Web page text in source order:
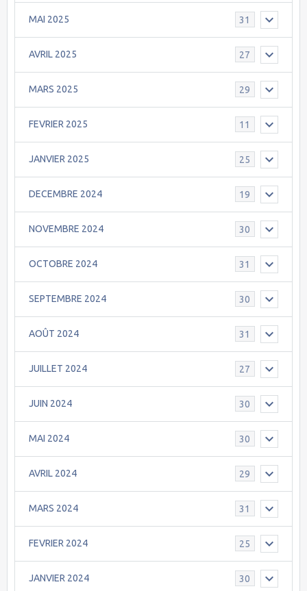
MAI 2025 31
AVRIL 2025 27
MARS 2025 29
FEVRIER 2025 11
JANVIER 2025 25
DECEMBRE 2024 19
NOVEMBRE 2024 30
OCTOBRE 2024 31
SEPTEMBRE 2024 30
AOÛT 2024 31
JUILLET 2024 27
JUIN 2024 30
MAI 2024 30
AVRIL 2024 29
MARS 2024 31
FEVRIER 2024 25
JANVIER 2024 30